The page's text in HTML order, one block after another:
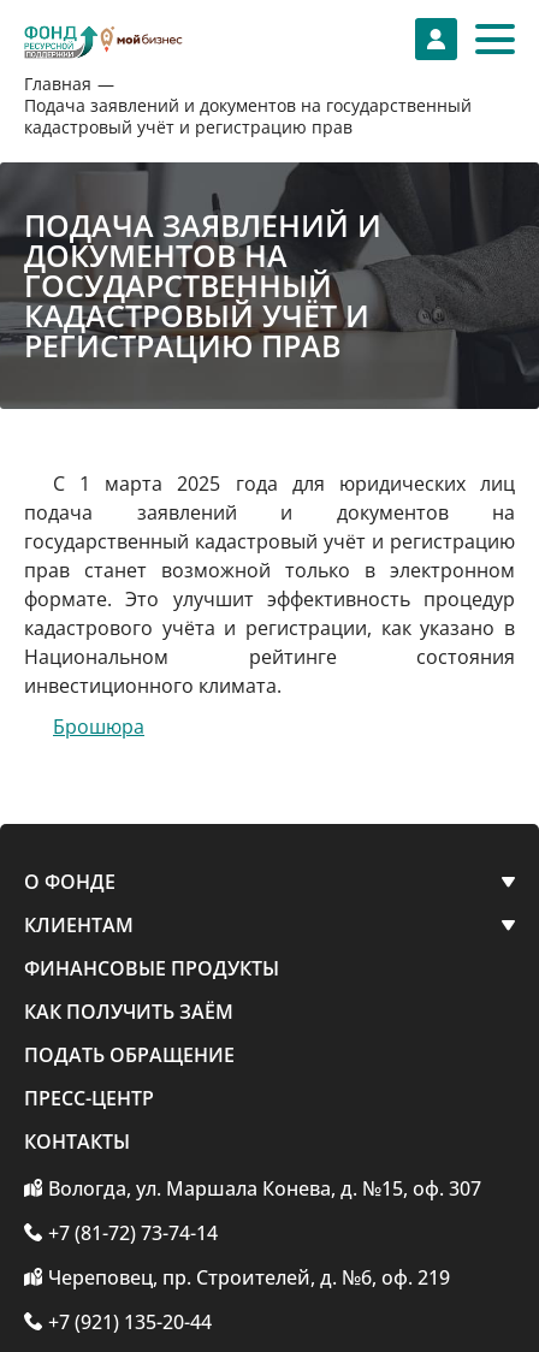
Главная
Подача заявлений и документов на государственный
кадастровый учёт и регистрацию прав
ПОДАЧА ЗАЯВЛЕНИЙ И
ДОКУМЕНТОВ НА
ГОСУДАРСТВЕННЫЙ
КАДАСТРОВЫЙ УЧЁТ И
РЕГИСТРАЦИЮ ПРАВ
С 1 марта 2025 года для юридических лиц
подача заявлений и документов на
государственный кадастровый учёт и регистрацию
прав станет возможной только в электронном
формате. Это улучшит эффективность процедур
кадастрового учёта и регистрации, как указано в
Национальном рейтинге состояния
инвестиционного климата.
Брошюра
О ФОНДЕ
КЛИЕНТАМ
ФИНАНСОВЫЕ ПРОДУКТЫ
КАК ПОЛУЧИТЬ ЗАЁМ
ПОДАТЬ ОБРАЩЕНИЕ
ПРЕСС-ЦЕНТР
КОНТАКТЫ
Вологда, ул. Маршала Конева, д. №15, оф. 307
+7 (81-72) 73-74-14
Череповец, пр. Строителей, д. №6, оф. 219
+7 (921) 135-20-44